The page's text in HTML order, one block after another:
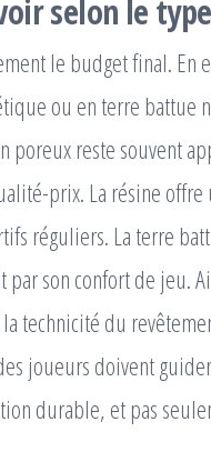
selon le
le budget final. En
ou en terre battue
reste souvent
prix. La résine
réguliers. La terre
par son confort de jeu.
technicité du
joueurs doivent
durable, et pas